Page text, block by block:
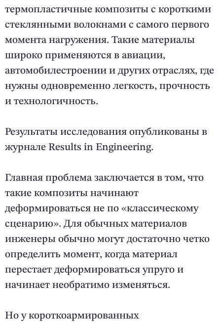
термопластичные композиты с короткими
стеклянными волокнами с самого первого
момента нагружения. Такие материалы
широко применяются в авиации,
автомобилестроении и других отраслях, где
нужны одновременно легкость, прочность
и технологичность.
Результаты исследования опубликованы в
журнале Results in Engineering.
Главная проблема заключается в том, что
такие композиты начинают
деформироваться не по «классическому
сценарию». Для обычных материалов
инженеры обычно могут достаточно четко
определить момент, когда материал
перестает деформироваться упруго и
начинает необратимо изменяться.
Но у короткоармированных